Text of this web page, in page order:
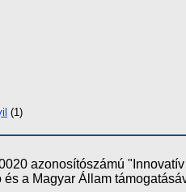
(1)
azonosítószámú
a Magyar Állam